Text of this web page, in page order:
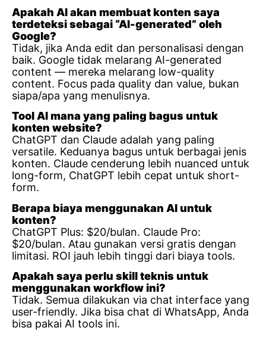
Apakah AI akan membuat konten saya
terdeteksi sebagai “AI-generated” oleh
Google?
Tidak, jika Anda edit dan personalisasi dengan
baik. Google tidak melarang AI-generated
content — mereka melarang low-quality
content. Focus pada quality dan value, bukan
siapa/apa yang menulisnya.
Tool AI mana yang paling bagus untuk
konten website?
ChatGPT dan Claude adalah yang paling
versatile. Keduanya bagus untuk berbagai jenis
konten. Claude cenderung lebih nuanced untuk
long-form, ChatGPT lebih cepat untuk short-
form.
Berapa biaya menggunakan AI untuk
konten?
ChatGPT Plus: $20/bulan. Claude Pro:
$20/bulan. Atau gunakan versi gratis dengan
limitasi. ROI jauh lebih tinggi dari biaya tools.
Apakah saya perlu skill teknis untuk
menggunakan workflow ini?
Tidak. Semua dilakukan via chat interface yang
user-friendly. Jika bisa chat di WhatsApp, Anda
bisa pakai AI tools ini.